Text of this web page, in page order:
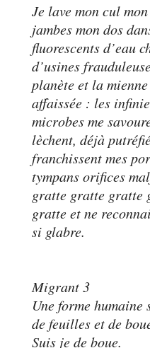
Je lave mon cul
jambes mon dos
fluorescents d’eau
d’usines
planète et la
affaissée : les
microbes me
lèchent, déjà
franchissent mes
tympans orifices
gratte gratte gratte
gratte et ne
si glabre.
Migrant 3
Une forme
de feuilles et de
Suis je de boue.